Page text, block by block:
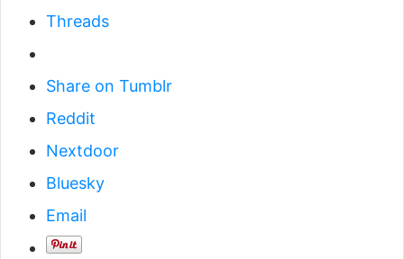
Threads
Share on Tumblr
Reddit
Nextdoor
Bluesky
Email